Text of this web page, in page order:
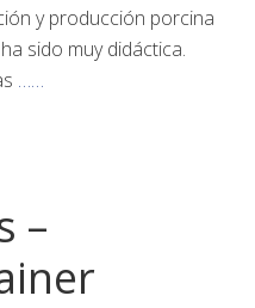
y producción porcina
sido muy didáctica.
……
–